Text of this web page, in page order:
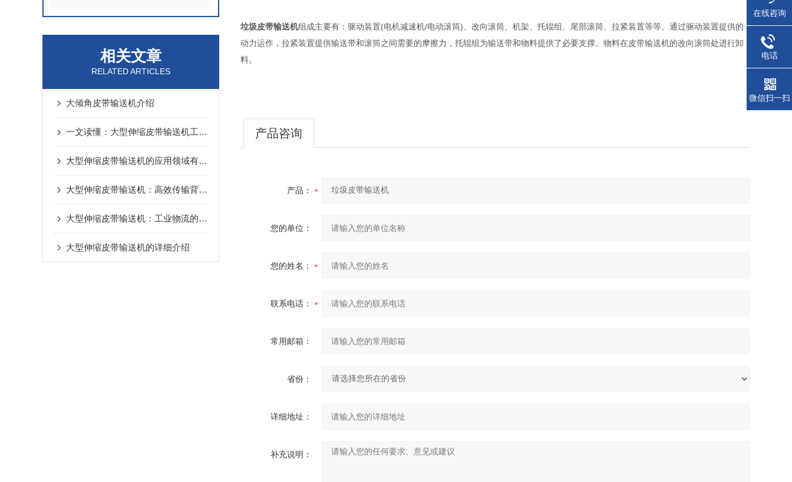
相关文章
RELATED ARTICLES
大倾角皮带输送机介绍
一文读懂：大型伸缩皮带输送机工作原理与优势
大型伸缩皮带输送机的应用领域有哪些？
大型伸缩皮带输送机：高效传输背后的秘密
大型伸缩皮带输送机：工业物流的“智能动脉”
大型伸缩皮带输送机的详细介绍
垃圾皮带输送机组成主要有：驱动装置(电机减速机/电动滚筒)、改向滚筒、机架、托辊组、尾部滚筒、拉紧装置等等。通过驱动装置提供的
动力运作，拉紧装置提供输送带和滚筒之间需要的摩擦力，托辊组为输送带和物料提供了必要支撑。物料在皮带输送机的改向滚筒处进行卸
料。
产品咨询
产品：
您的单位：
您的姓名：
联系电话：
常用邮箱：
省份：
详细地址：
补充说明：
在线咨询
电话
微信扫一扫